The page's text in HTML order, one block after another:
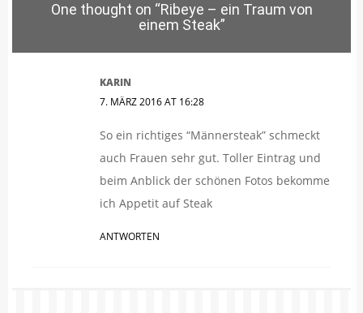
One thought on “Ribeye – ein Traum von
einem Steak”
KARIN
7. MÄRZ 2016 AT 16:28
So ein richtiges “Männersteak” schmeckt
auch Frauen sehr gut. Toller Eintrag und
beim Anblick der schönen Fotos bekomme
ich Appetit auf Steak
ANTWORTEN